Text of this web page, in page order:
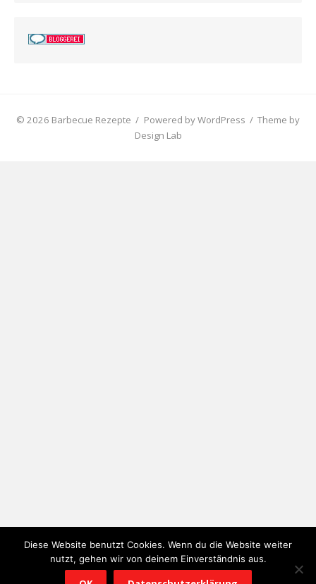
© 2026 Barbecue Rezepte / Powered by WordPress / Theme by
Design Lab
Diese Website benutzt Cookies. Wenn du die Website weiter
nutzt, gehen wir von deinem Einverständnis aus.